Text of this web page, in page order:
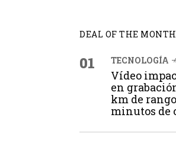
DEAL OF THE MONTH
01 TECNOLOGÍA
Vídeo
en
km de
minutos de